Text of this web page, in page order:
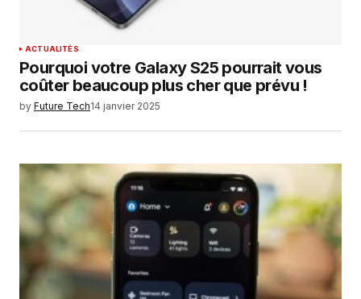
ACTUALITÉS
Pourquoi votre Galaxy S25 pourrait vous
coûter beaucoup plus cher que prévu !
by Future Tech14 janvier 2025